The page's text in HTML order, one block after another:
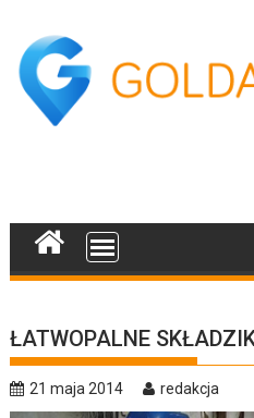
content
ŁATWOPALNE
21 maja 2014 redakcja